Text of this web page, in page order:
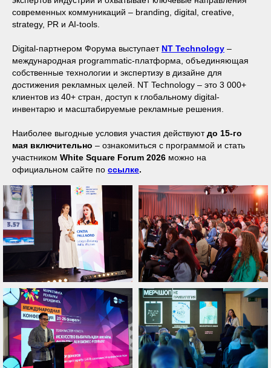
современных коммуникаций – branding, digital, creative,
strategy, PR и AI-tools.
Digital-партнером Форума выступает NT Technology –
международная programmatic-платформа, объединяющая
собственные технологии и экспертизу в дизайне для
достижения рекламных целей. NT Technology – это 3 000+
клиентов из 40+ стран, доступ к глобальному digital-
инвентарю и масштабируемые рекламные решения.
Наиболее выгодные условия участия действуютдо 15-го
мая включительно – ознакомиться с программой и стать
участником White Square Forum 2026 можно на
официальном сайте по ссылке.